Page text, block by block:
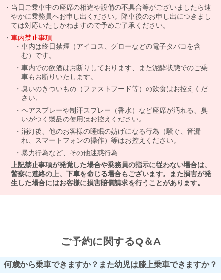
当日ご乗車中の座席の相違や設備の不具合等がございましたら速
やかに乗務員へお申し出ください。降車後のお申し出につきまし
ては対応いたしかねますので予めご了承ください。
車内禁止事項
車内は終日禁煙（アイコス、グローなどの電子タバコを含
む）です。
車内での飲酒はお断りしております、また泥酔状態でのご乗
車もお断りいたします。
臭いのきついもの（ファストフード等）の飲食はお控えくだ
さい。
ヘアスプレーや制汗スプレー（香水）など座席が汚れる、臭
いがつく製品の使用はお控えください。
消灯後、他のお客様の睡眠の妨げになる行為（騒ぐ、音漏
れ、スマートフォンの操作）等はお控えください。
暴力行為など、その他迷惑行為
上記禁止事項が発覚した場合や乗務員の指示に従わない場合は、
警察に連絡の上、下車を命じる場合もございます。また損害が発
生した場合にはお客様に損害賠償請求を行うことがあります。
ご予約に関するQ＆A
何歳から乗車できますか？また幼児は膝上乗車できますか？